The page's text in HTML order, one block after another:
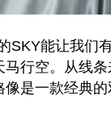
SKY能让我们
马行空。从线
像是一款经典